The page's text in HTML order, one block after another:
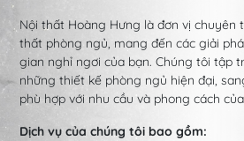
Nội thất Hoàng Hưng là đơn vị chuyên
thất phòng ngủ, mang đến các giải
gian nghỉ ngơi của bạn. Chúng tôi tập
những thiết kế phòng ngủ hiện đại,
phù hợp với nhu cầu và phong cách
Dịch vụ của chúng tôi bao gồm: